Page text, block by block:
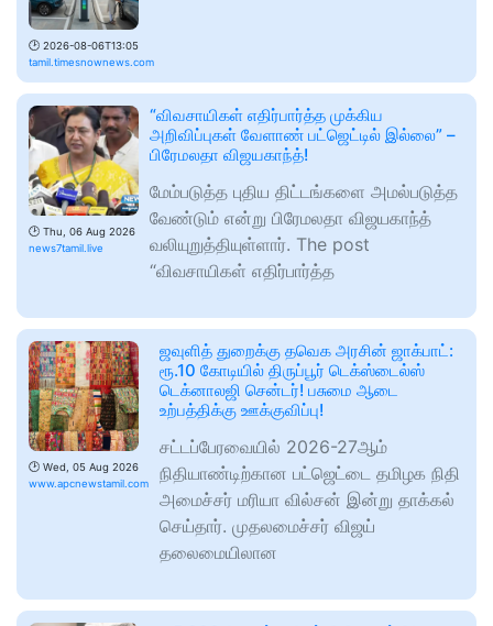
🕑 2026-08-06T13:05
tamil.timesnownews.com
🕑 Thu, 06 Aug 2026
news7tamil.live
“விவசாயிகள் எதிர்பார்த்த முக்கிய
அறிவிப்புகள் வேளாண் பட்ஜெட்டில் இல்லை” –
பிரேமலதா விஜயகாந்த்!
மேம்படுத்த புதிய திட்டங்களை அமல்படுத்த
வேண்டும் என்று பிரேமலதா விஜயகாந்த்
வலியுறுத்தியுள்ளார். The post
“விவசாயிகள் எதிர்பார்த்த
🕑 Wed, 05 Aug 2026
www.apcnewstamil.com
ஜவுளித் துறைக்கு தவெக அரசின் ஜாக்பாட்:
ரூ.10 கோடியில் திருப்பூர் டெக்ஸ்டைல்ஸ்
டெக்னாலஜி சென்டர்! பசுமை ஆடை
உற்பத்திக்கு ஊக்குவிப்பு!
சட்டப்பேரவையில் 2026-27ஆம்
நிதியாண்டிற்கான பட்ஜெட்டை தமிழக நிதி
அமைச்சர் மரியா வில்சன் இன்று தாக்கல்
செய்தார். முதலமைச்சர் விஜய்
தலைமையிலான